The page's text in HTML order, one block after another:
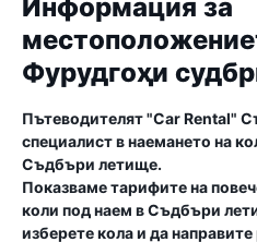
Информация за
Фурудгоҳи
Пътеводителят "Car Rental"
специалист в наемането на
Съдбъри летище.
Показваме тарифите на
коли под наем вСъдбъри
изберете кола и да